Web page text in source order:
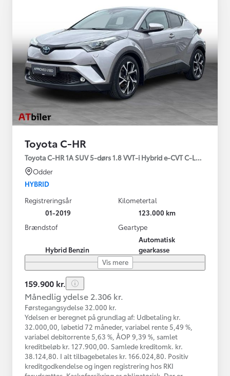
Toyota C-HR
Toyota C-HR 1A SUV 5-dørs 1.8 VVT-i Hybrid e-CVT C-LUB -
Odder
HYBRID
Registreringsår
01-2019
Kilometertal
123.000 km
Brændstof
Hybrid Benzin
Geartype
Automatisk
gearkasse
Vis mere
159.900 kr.
Månedlig ydelse 2.306 kr.
Førstegangsydelse 32.000 kr.
Ydelsen er beregnet på grundlag af: Udbetaling kr.
32.000,00, løbetid 72 måneder, variabel rente 5,49 %,
variabel debitorrente 5,63 %, ÅOP 9,39 %, samlet
kreditbeløb kr. 127.900,00. Samlede kreditomk. kr.
38.124,80. I alt tilbagebetales kr. 166.024,80. Positiv
kreditgodkendelse og ingen registrering hos RKI